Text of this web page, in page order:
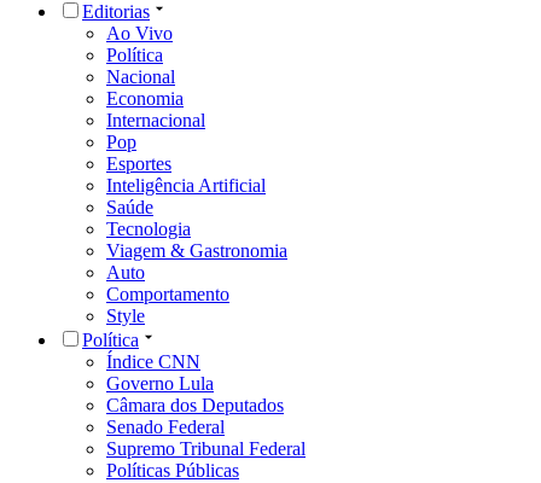
Editorias
Ao Vivo
Política
Nacional
Economia
Internacional
Pop
Esportes
Inteligência Artificial
Saúde
Tecnologia
Viagem & Gastronomia
Auto
Comportamento
Style
Política
Índice CNN
Governo Lula
Câmara dos Deputados
Senado Federal
Supremo Tribunal Federal
Políticas Públicas